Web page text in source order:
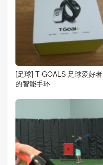
[足球] T-GOALS 足球爱好者
的智能手环